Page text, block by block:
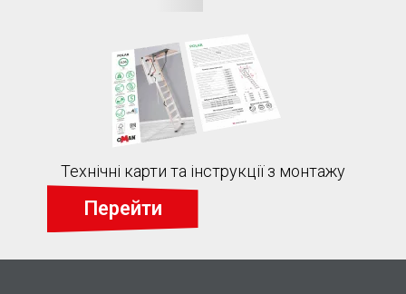
Технічні карти та інструкції з монтажу
Перейти